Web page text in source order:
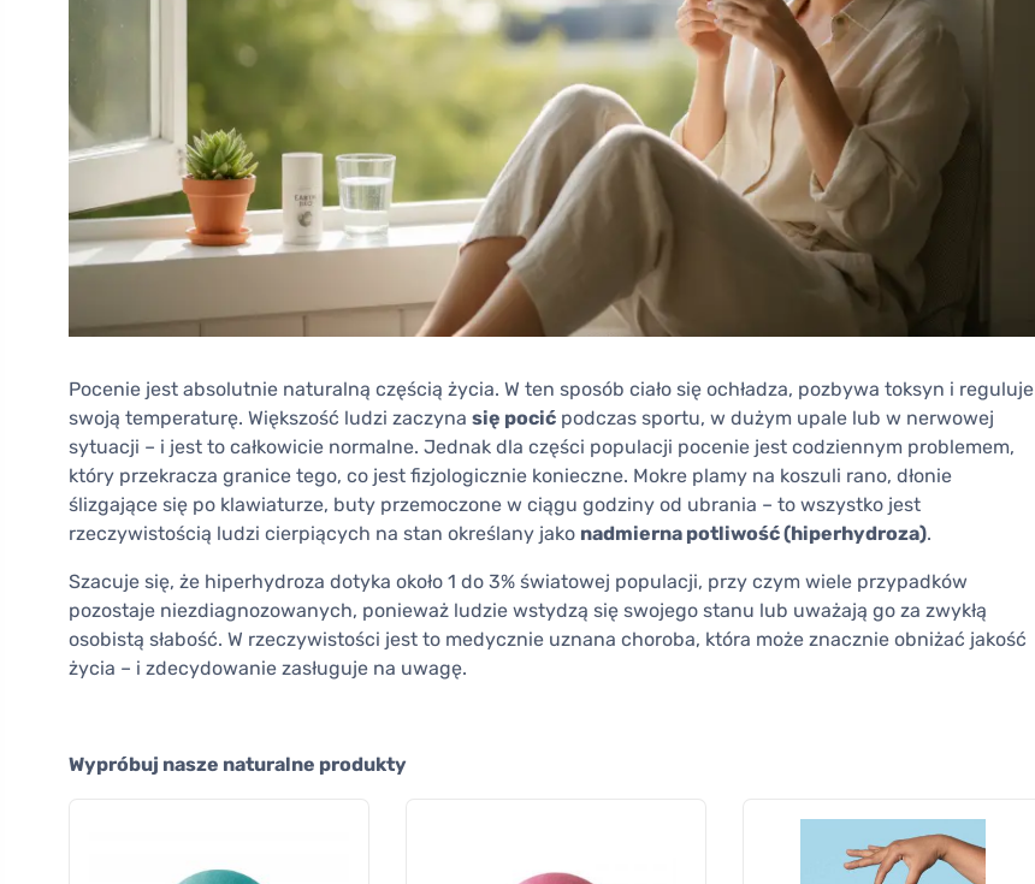
Pocenie jest absolutnie naturalną częścią życia. W ten sposób ciało się ochładza, pozbywa toksyn i reguluje
swoją temperaturę. Większość ludzi zaczyna się pocić podczas sportu, w dużym upale lub w nerwowej
sytuacji – i jest to całkowicie normalne. Jednak dla części populacji pocenie jest codziennym problemem,
który przekracza granice tego, co jest fizjologicznie konieczne. Mokre plamy na koszuli rano, dłonie
ślizgające się po klawiaturze, buty przemoczone w ciągu godziny od ubrania – to wszystko jest
rzeczywistością ludzi cierpiących na stan określany jako nadmierna potliwość (hiperhydroza).
Szacuje się, że hiperhydroza dotyka około 1 do 3% światowej populacji, przy czym wiele przypadków
pozostaje niezdiagnozowanych, ponieważ ludzie wstydzą się swojego stanu lub uważają go za zwykłą
osobistą słabość. W rzeczywistości jest to medycznie uznana choroba, która może znacznie obniżać jakość
życia – i zdecydowanie zasługuje na uwagę.
Wypróbuj nasze naturalne produkty